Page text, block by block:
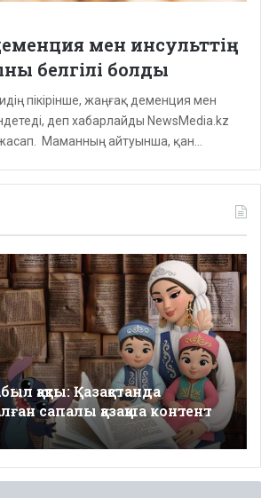
мен инсульттің
белгілі болды
пікірінше, жаңғақ деменция мен
деп хабарлайды NewsMedia.kz
жасап. Маманның айтуынша, қан…
қақты: Қазақстанда
сапалы қазақша контент